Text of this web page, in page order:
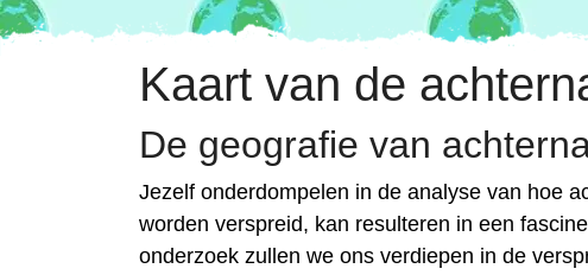
Kaart van de
De geografie van
Jezelf onderdompelen in de analyse van hoe
worden verspreid, kan resulteren in een
onderzoek zullen we ons verdiepen in de